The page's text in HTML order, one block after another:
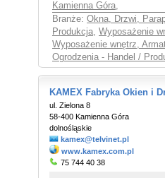
Kamienna Góra,
Branże: Okna, Drzwi,
Produkcja, Wyposażenie
Wyposażenie wnętrz,
Ogrodzenia - Handel /
KAMEX Fabryka Okien i
ul. Zielona 8
58-400 Kamienna Góra
dolnośląskie
kamex@telvinet.pl
www.kamex.com.pl
75 744 40 38